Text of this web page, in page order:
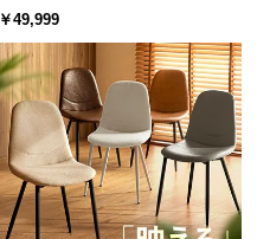
人掛けソファベッド リクライニン
グ 天然木フレーム 北欧
￥49,999